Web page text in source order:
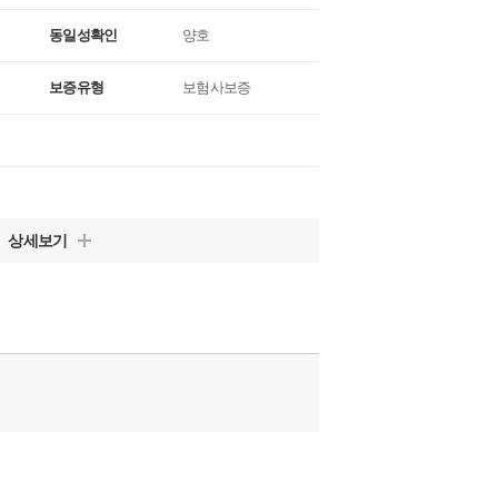
동일성확인 양호
보증유형 보험사보증
상세보기